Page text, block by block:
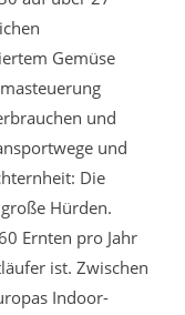
Gemüse
und
und
Die
Hürden.
Ernten pro Jahr
ist. Zwischen
Indoor-